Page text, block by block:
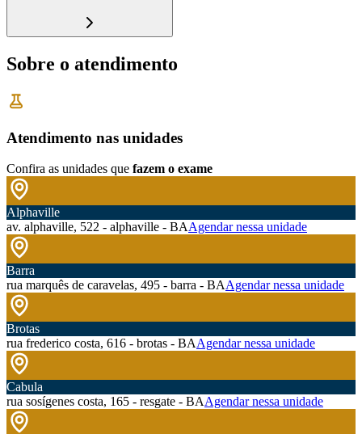
Sobre o atendimento
Atendimento nas unidades
Confira as unidades que fazem o exame
Alphaville
av. alphaville, 522 - alphaville - BAAgendar nessa unidade
Barra
rua marquês de caravelas, 495 - barra - BAAgendar nessa unidade
Brotas
rua frederico costa, 616 - brotas - BAAgendar nessa unidade
Cabula
rua sosígenes costa, 165 - resgate - BAAgendar nessa unidade